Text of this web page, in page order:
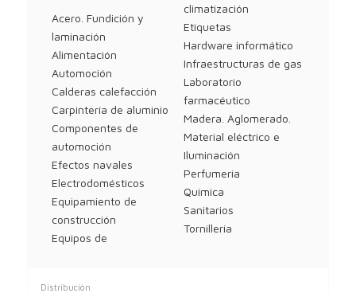
Acero. Fundición y
laminación
Alimentación
Automoción
Calderas calefacción
Carpintería de aluminio
Componentes de
automoción
Efectos navales
Electrodomésticos
Equipamiento de
construcción
Equipos de
climatización
Etiquetas
Hardware informático
Infraestructuras de gas
Laboratorio
farmacéutico
Madera. Aglomerado.
Material eléctrico e
Iluminación
Perfumería
Química
Sanitarios
Tornillería
Distribución